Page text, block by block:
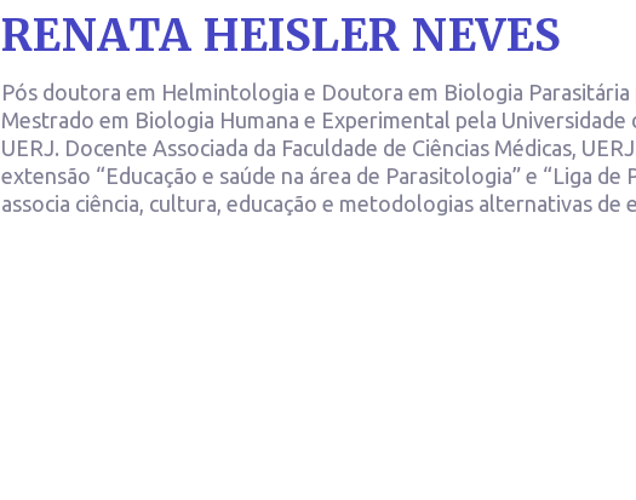
RENATA HEISLER NEVES
Pós doutora em Helmintologia e Doutora em Biologia Parasitária
Mestrado em Biologia Humana e Experimental pela Universidade
UERJ. Docente Associada da Faculdade de Ciências Médicas,
extensão “Educação e saúde na área de Parasitologia” e “Liga de
associa ciência, cultura, educação e metodologias alternativas de